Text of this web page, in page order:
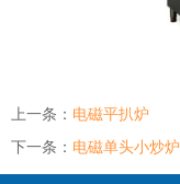
上一条： 电磁平扒炉
下一条： 电磁单头小炒炉